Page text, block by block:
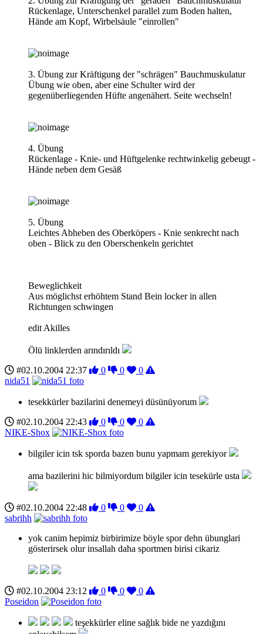
Rückenlage, Unterschenkel parallel zum Boden halten,
Hände am Kopf, Wirbelsäule "einrollen"
3. Übung zur Kräftigung der "schrägen" Bauchmuskulatur
Übung wie oben, aber eine Schulter wird der
gegenüberliegenden Hüfte angenähert. Seite wechseln!
4. Übung
Rückenlage - Knie- und Hüftgelenke rechtwinkelig gebeugt -
Hände neben dem Gesäß
5. Übung
Leichtes Abheben des Oberköpers - Knie senkrecht nach
oben - Blick zu den Oberschenkeln gerichtet
Beweglichkeit
Aus möglichst erhöhtem Stand Bein locker in allen
Richtungen schwingen
edit Akilles
Ölü linklerden arındırıldı
#02.10.2004 22:37
0 0
0
nida51
tesekkürler bazilarini denemeyi düsünüyorum
#02.10.2004 22:43
0 0
0
NIKE-Shox
bilgiler icin tsk sporda bazen bunu yapmam gerekiyor
ama bazilerini hic bilmiyordum bilgiler icin tesekürle usta
#02.10.2004 22:48 0 0
0
sabrihh
yok canim hepimiz birbirimize böyle spor dehn übunglari
gösterirsek olur insallah daha sportmen birisi cikariz
#02.10.2004 23:12 0 0
0
Poseidon
teşekkürler eline sağlık bide ne yazdığını